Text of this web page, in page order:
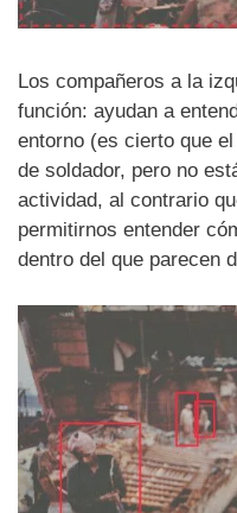
Los compañeros a la
función: ayudan a
entorno (es cierto que
de soldador, pero no
actividad, al contrario
permitirnos entender
dentro del que parecen